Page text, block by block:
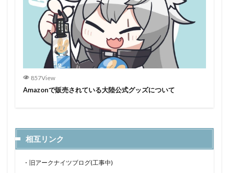
857View
Amazonで販売されている大陸公式グッズについて
相互リンク
・ 旧アークナイツブログ(工事中)